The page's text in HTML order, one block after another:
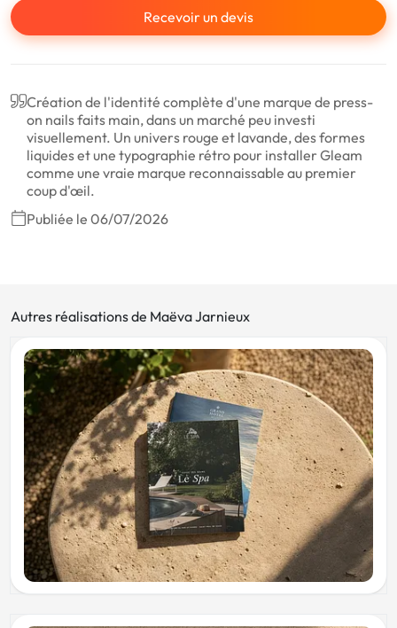
Recevoir un devis
Création de l'identité complète d'une marque de press-
on nails faits main, dans un marché peu investi
visuellement. Un univers rouge et lavande, des formes
liquides et une typographie rétro pour installer Gleam
comme une vraie marque reconnaissable au premier
coup d'œil.
Publiée le 06/07/2026
Autres réalisations de Maëva Jarnieux